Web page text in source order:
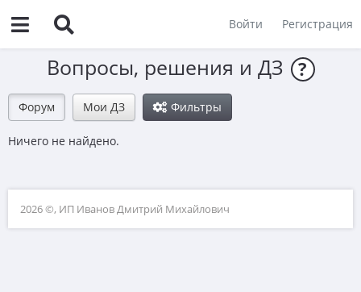
Войти Регистрация
Вопросы, решения и ДЗ ?
Форум Мои ДЗ Фильтры
Ничего не найдено.
2026 ©, ИП Иванов Дмитрий Михайлович